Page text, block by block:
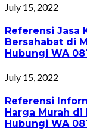
July 15, 2022
Referensi Jasa
Bersahabat di
Hubungi WA
July 15, 2022
Referensi
Harga Murah
Hubungi WA